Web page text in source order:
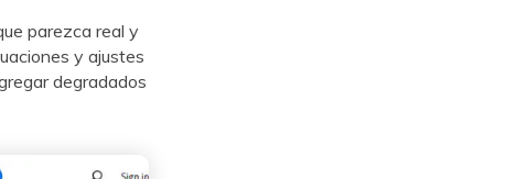
parezca real y
y ajustes
degradados